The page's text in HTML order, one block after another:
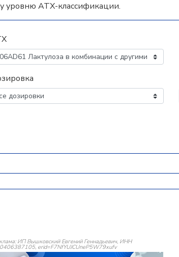
уровню АТХ-классификации.
ИП Вышковский Евгений Геннадьевич, ИНН
erid=F7NfYUJCUneP5W79xufv